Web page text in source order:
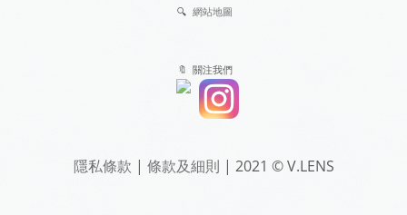
🔍 網站地圖
🔖 關注我們
隱私條款 | 條款及細則 | 2021 © V.LENS